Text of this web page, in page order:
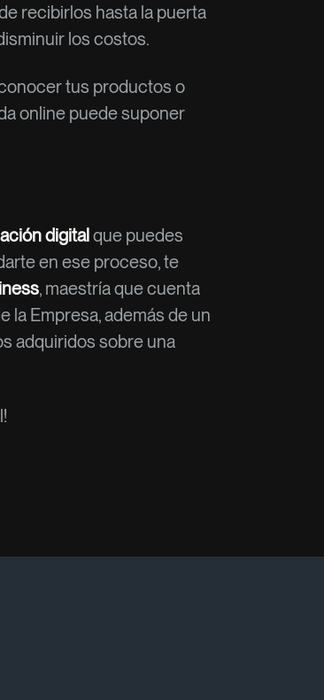
recibirlos hasta la puerta
los costos.
tus productos o
online puede suponer
digitalque puedes
en ese proceso, te
, maestría que cuenta
la Empresa, además de un
adquiridos sobre una